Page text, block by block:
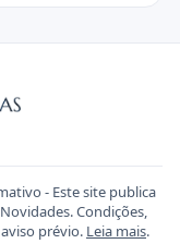
- Este site publica
Condições,
prévio. Leia mais.